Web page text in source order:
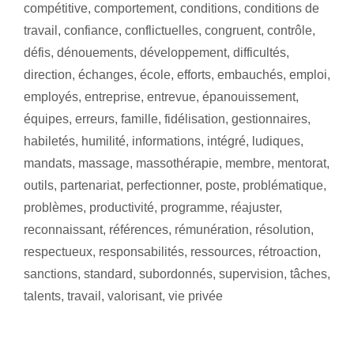
compétitive, comportement, conditions, conditions de
travail , confiance, conflictuelles, congruent, contrôle,
défis, dénouements, développement, difficultés,
direction, échanges, école, efforts, embauchés, emploi,
employés, entreprise, entrevue, épanouissement,
équipes, erreurs, famille, fidélisation, gestionnaires,
habiletés, humilité, informations, intégré, ludiques,
mandats, massage, massothérapie, membre, mentorat,
outils, partenariat, perfectionner, poste, problématique,
problèmes, productivité, programme, réajuster,
reconnaissant, références, rémunération, résolution,
respectueux, responsabilités, ressources, rétroaction,
sanctions, standard, subordonnés, supervision, tâches,
talents, travail , valorisant, vie privée